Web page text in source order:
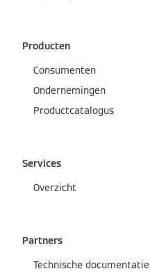
Producten
Consumenten
Ondernemingen
Productcatalogus
Services
Overzicht
Partners
Technische documentatie